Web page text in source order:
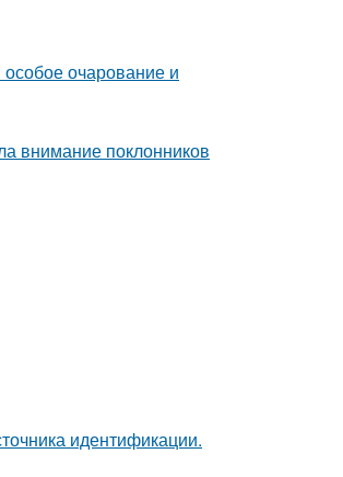
очарование и
внимание поклонников
идентификации.